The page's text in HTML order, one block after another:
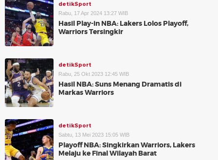
detikSport
Rabu, 17 Apr 2024 13:27 WIB
Hasil Play-in NBA: Lakers Lolos Playoff,
Warriors Tersingkir
detikSport
Rabu, 25 Okt 2023 12:45 WIB
Hasil NBA: Suns Menang Dramatis di
Markas Warriors
detikSport
Sabtu, 13 Mei 2023 15:05 WIB
Playoff NBA: Singkirkan Warriors, Lakers
Melaju ke Final Wilayah Barat